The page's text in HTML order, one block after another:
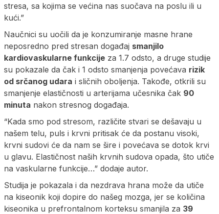
stresa, sa kojima se većina nas suočava na poslu ili u
kući.”
Naučnici su uočili da je konzumiranje masne hrane
neposredno pred stresan događaj smanjilo
kardiovaskularne funkcije za 1.7 odsto, a druge studije
su pokazale da čak i 1 odsto smanjenja povećava rizik
od srčanog udara i sličnih oboljenja. Takođe, otkrili su
smanjenje elastičnosti u arterijama učesnika čak 90
minuta nakon stresnog događaja.
“Kada smo pod stresom, različite stvari se dešavaju u
našem telu, puls i krvni pritisak će da postanu visoki,
krvni sudovi će da nam se šire i povećava se dotok krvi
u glavu. Elastičnost naših krvnih sudova opada, što utiče
na vaskularne funkcije…” dodaje autor.
Studija je pokazala i da nezdrava hrana može da utiče
na kiseonik koji dopire do našeg mozga, jer se količina
kiseonika u prefrontalnom korteksu smanjila za 39